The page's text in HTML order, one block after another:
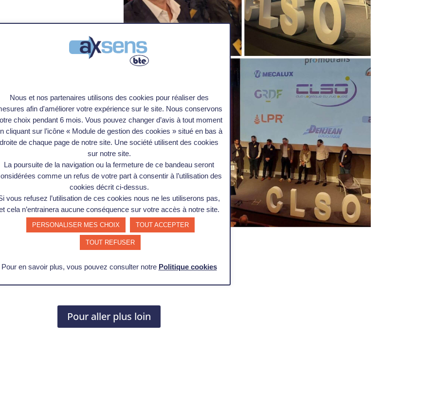
de renom
Pour aller plus loin
Nous et nos partenaires utilisons des cookies pour réaliser des
afin d'améliorer votre expérience sur le site. Nous conservons
choix pendant 6 mois. Vous pouvez changer d’avis à tout moment
cliquant sur l’icône « Module de gestion des cookies » situé en bas à
droite de chaque page de notre site. Une société utilisent des cookies
sur notre site.
La poursuite de la navigation ou la fermeture de ce bandeau seront
comme un refus de votre part à consentir à l’utilisation des
cookies décrit ci-dessus.
vous refusez l’utilisation de ces cookies nous ne les utiliserons pas,
cela n’entrainera aucune conséquence sur votre accès à notre site.
PERSONALISER MES CHOIX TOUT ACCEPTER
TOUT REFUSER
Pour en savoir plus, vous pouvez consulter notre Politique cookies